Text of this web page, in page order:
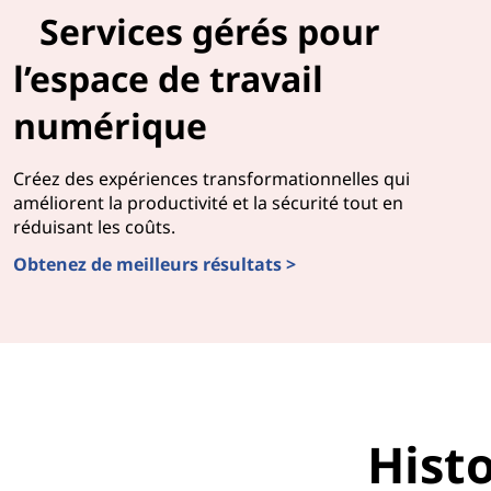
Services gérés pour
l’espace de travail
numérique
Créez des expériences transformationnelles qui
améliorent la productivité et la sécurité tout en
réduisant les coûts.
Obtenez de meilleurs résultats >